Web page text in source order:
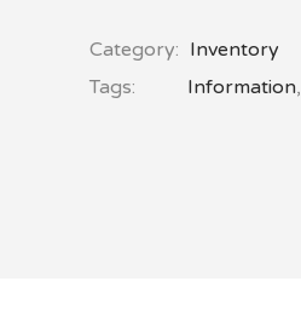
Category: Inventory
Tags:
Information,